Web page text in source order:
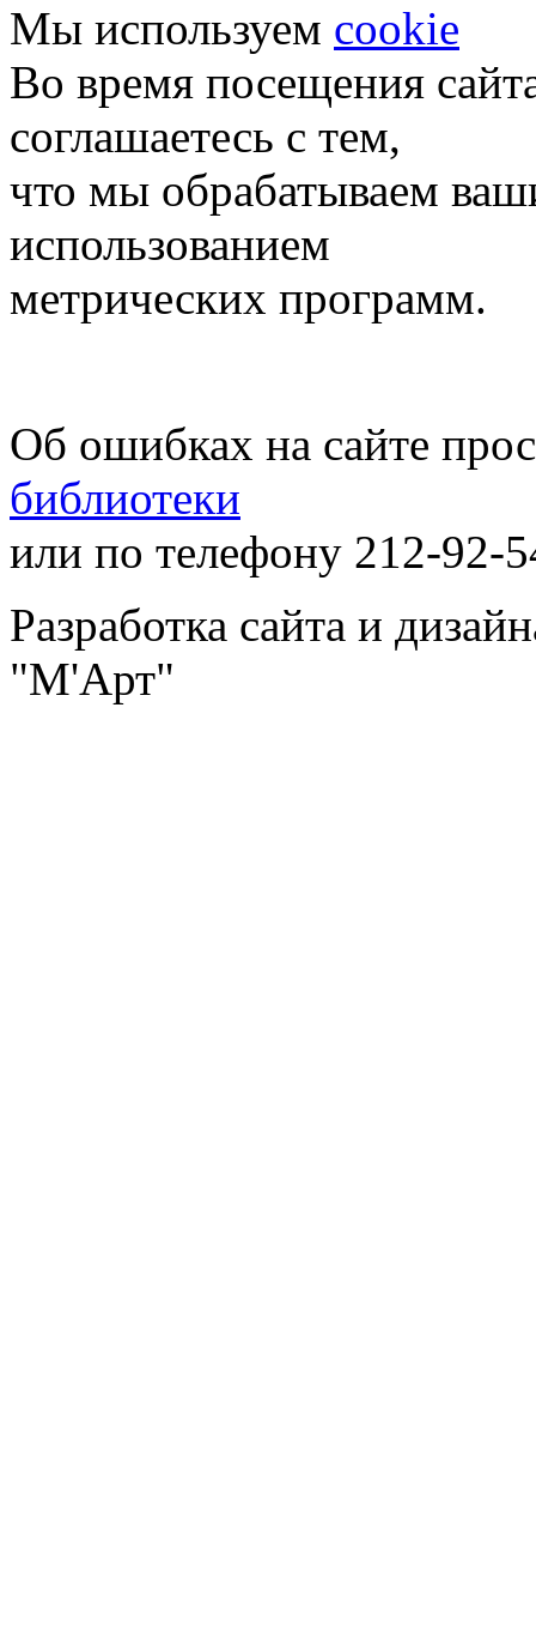
Мы используем cookie
Во время посещения
соглашаетесь с тем,
что мы обрабатываем
использованием
метрических программ.
Об ошибках на сайте
библиотеки
или по телефону 212-92-
Разработка сайта и
"М'Арт"